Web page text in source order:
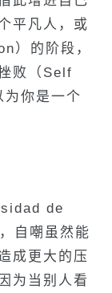
平凡人，或
）的阶段，
败（Self
你是一个
de
自嘲虽然能
成更大的压
为当别人看